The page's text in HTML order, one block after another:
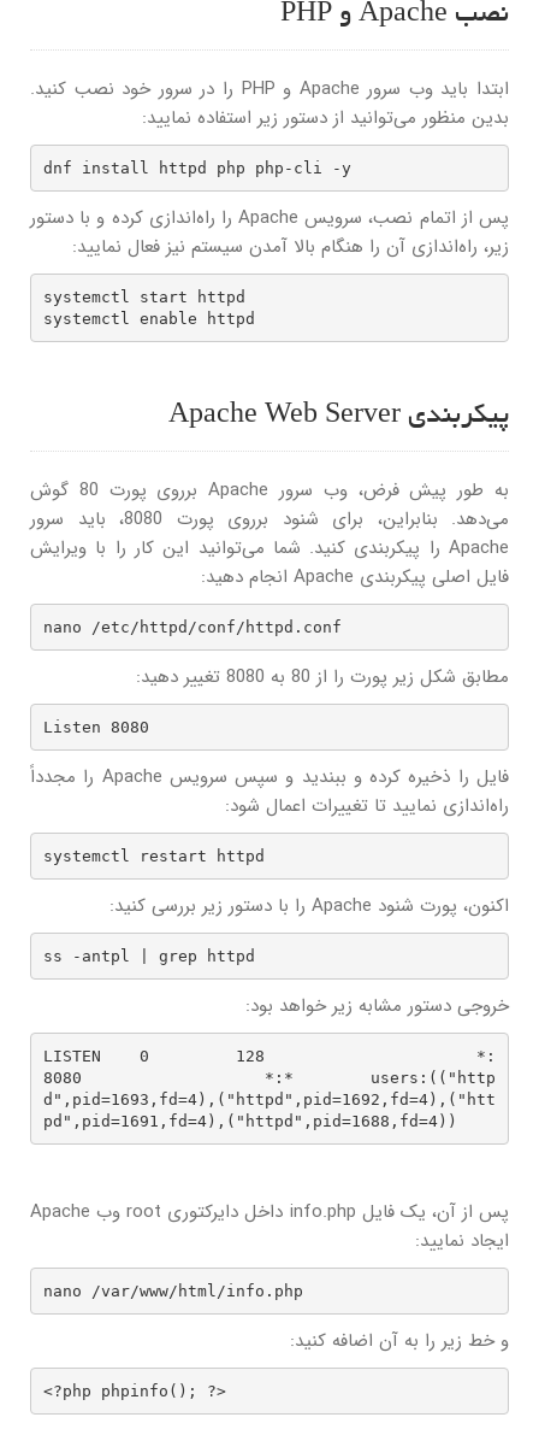
نصب Apache و PHP
ابتدا باید وب سرور Apache و PHP را در سرور خود نصب کنید.
بدین منظور می‌توانید از دستور زیر استفاده نمایید:
dnf install httpd php php-cli -y
پس از اتمام نصب، سرویس Apache را راه‌اندازی کرده و با دستور
زیر، راه‌اندازی آن را هنگام بالا آمدن سیستم نیز فعال نمایید:
systemctl start httpd
systemctl enable httpd
پیکربندی Apache Web Server
به طور پیش فرض، وب سرور Apache برروی پورت 80 گوش
می‌دهد. بنابراین، برای شنود برروی پورت 8080، باید سرور
Apache را پیکربندی کنید. شما می‌توانید این کار را با ویرایش
فایل اصلی پیکربندی Apache انجام دهید:
nano /etc/httpd/conf/httpd.conf
مطابق شکل زیر پورت را از 80 به 8080 تغییر دهید:
Listen 8080
فایل را ذخیره کرده و ببندید و سپس سرویس Apache را مجدداً
راه‌اندازی نمایید تا تغییرات اعمال شود:
systemctl restart httpd
اکنون، پورت شنود Apache را با دستور زیر بررسی کنید:
ss -antpl | grep httpd
خروجی دستور مشابه زیر خواهد بود:
LISTEN    0         128                      *:
8080                   *:*        users:(("http
d",pid=1693,fd=4),("httpd",pid=1692,fd=4),("htt
pd",pid=1691,fd=4),("httpd",pid=1688,fd=4))
پس از آن، یک فایل info.php داخل دایرکتوری root وب Apache
ایجاد نمایید:
nano /var/www/html/info.php
و خط زیر را به آن اضافه کنید:
<?php phpinfo(); ?>